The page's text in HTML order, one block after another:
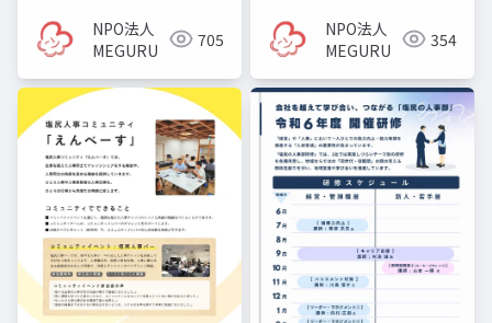
NPO法人
MEGURU
705
NPO法人
MEGURU
354